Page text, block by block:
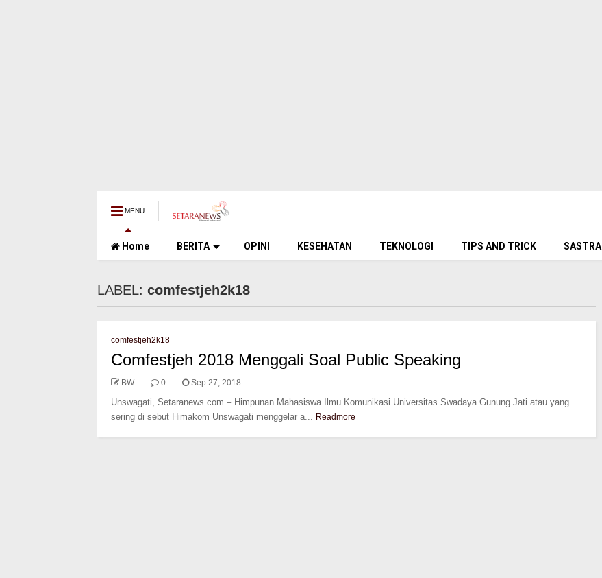
MENU
Home BERITA OPINI KESEHATAN TEKNOLOGI TIPS AND TRICK SASTRA
LABEL: comfestjeh2k18
comfestjeh2k18
Comfestjeh 2018 Menggali Soal Public Speaking
BW 0 Sep 27, 2018
Unswagati, Setaranews.com – Himpunan Mahasiswa Ilmu Komunikasi Universitas Swadaya Gunung Jati atau yang
sering di sebut Himakom Unswagati menggelar a... Readmore